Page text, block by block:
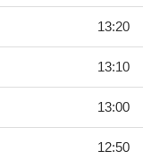
13:20
13:10
13:00
12:50